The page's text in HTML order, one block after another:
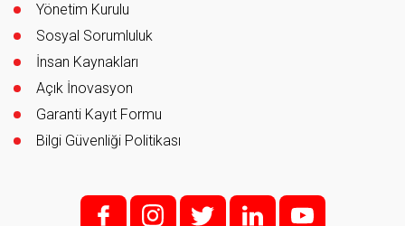
Yönetim Kurulu
Sosyal Sorumluluk
İnsan Kaynakları
Açık İnovasyon
Garanti Kayıt Formu
Bilgi Güvenliği Politikası
f; i; t l y